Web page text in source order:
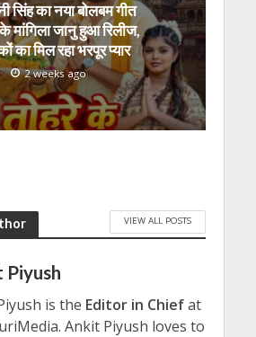
सिंह का नया बोलबम गीत
मांगिला जानु हुआ रिलीज,
का मिल रहा भरपूर प्यार
2 weeks ago
VIEW ALL POSTS
Piyush
is the Editor in Chiefat
Ankit Piyush loves to